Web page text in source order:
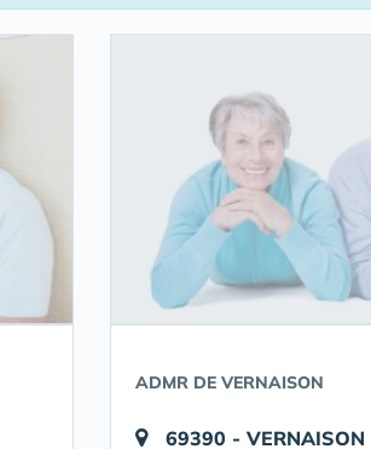
ADMR DE VERNAISON
69390 - VERNAISON